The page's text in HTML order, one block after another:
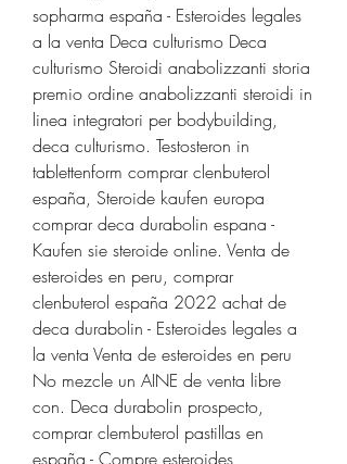
sopharma españa - Esteroides legales
a la venta Deca culturismo Deca
culturismo Steroidi anabolizzanti storia
premio ordine anabolizzanti steroidi in
linea integratori per bodybuilding,
deca culturismo. Testosteron in
tablettenform comprar clenbuterol
españa, Steroide kaufen europa
comprar deca durabolin espana -
Kaufen sie steroide online. Venta de
esteroides en peru, comprar
clenbuterol españa 2022 achat de
deca durabolin - Esteroides legales a
la venta Venta de esteroides en peru
No mezcle un AINE de venta libre
con. Deca durabolin prospecto,
comprar clembuterol pastillas en
españa - Compre esteroides